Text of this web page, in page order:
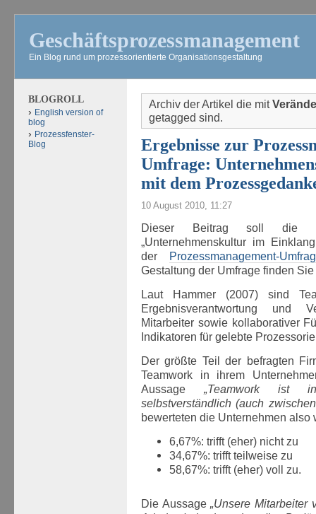
Geschäftsprozessmanagement
Ein Blog rund um prozessorientierte Organisationsgestaltung
Archiv der Artikel die mit
getagged sind.
Ergebnisse zur
Umfrage:
mit dem
10 August 2010, 11:27
Dieser Beitrag soll die
„Unternehmenskultur im
der Prozessmanagement-
Gestaltung der Umfrage finden Sie
Laut Hammer (2007) sind
Ergebnisverantwortung und
Mitarbeiter sowie kollaborativer
Indikatoren für gelebte
Der größte Teil der befragten
Teamwork in ihrem
Aussage „Teamwork ist
selbstverständlich (auch
bewerteten die Unternehmen also
6,67%: trifft (eher) nicht zu
34,67%: trifft teilweise zu
58,67%: trifft (eher) voll zu.
Die Aussage„Unsere Mitarbeiter
BLOGROLL
English version of
blog
Prozessfenster-
Blog